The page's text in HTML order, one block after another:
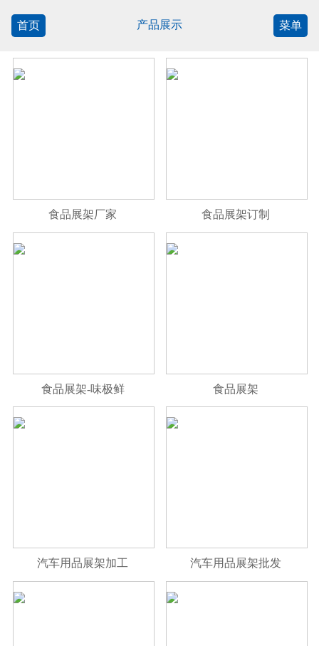
首页 产品展示 菜单
食品展架厂家 食品展架订制
食品展架-味极鲜 食品展架
汽车用品展架加工 汽车用品展架批发